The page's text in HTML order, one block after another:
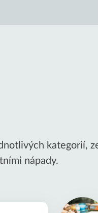
kategorií,
nápady.